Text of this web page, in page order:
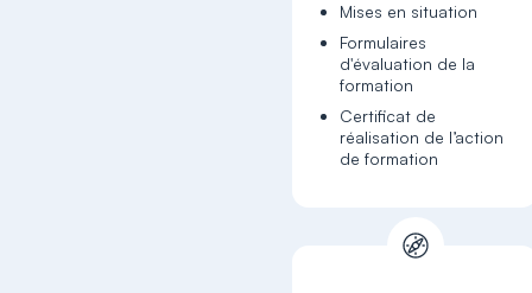
Mises en situation
Formulaires
d'évaluation de la
formation
Certificat de
réalisation de l’action
de formation